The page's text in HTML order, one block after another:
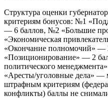
Структура оценки
критериям бонусов: №1
— 6 баллов, №2 «Большие
«Экономическая
«Окончание полномочий» —
«Позиционирование» — 2
политического
«Аресты/уголовные дела» —
штрафным критериям
конфликты) баллы не